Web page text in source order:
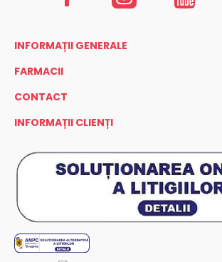
INFORMAȚII GENERALE
FARMACII
CONTACT
INFORMAȚII CLIENȚI